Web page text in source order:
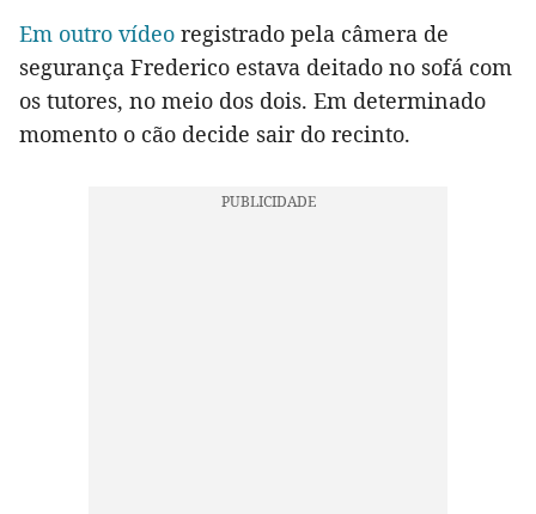
Em outro vídeo registrado pela câmera de
segurança Frederico estava deitado no sofá com
os tutores, no meio dos dois. Em determinado
momento o cão decide sair do recinto.